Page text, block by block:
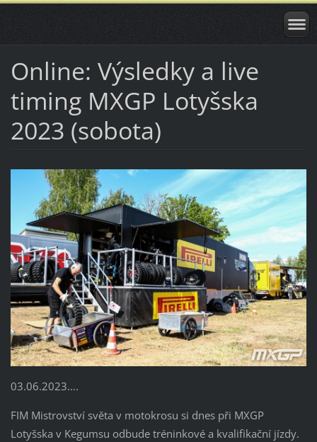
Online: Výsledky a live
timing MXGP Lotyšska
2023 (sobota)
03.06.2023….
FIM Mistrovství světa v motokrosu si dnes při MXGP
Lotyšska v Kegumsu odbude tréninkové a kvalifikační jízdy.